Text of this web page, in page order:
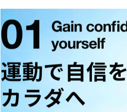
運動で自信を
カラダへ